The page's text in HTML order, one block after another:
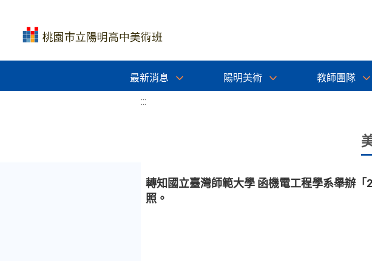
最新消息 陽明美術 教師團隊
:::
轉知國立臺灣師範大學 函機電工程學系舉辦
照。